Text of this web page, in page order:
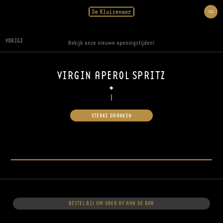
Bekijk onze nieuwe openingstijden!
VORIGE
VIRGIN APEROL SPRITZ
STERKE DRANKEN
BESTEL BIJ UW OBER OF AAN DE BAR